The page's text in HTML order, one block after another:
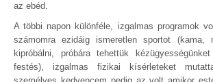
az ebéd.
A többi napon különféle, izgalmas programok
számomra ezidáig ismeretlen sportot (kama,
kipróbálni, próbára tehettük
festés), izgalmas fizikai kísérleteket